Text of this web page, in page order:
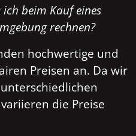
beim Kauf eines
rechnen?
hochwertige und
Preisen an. Da wir
die Preise